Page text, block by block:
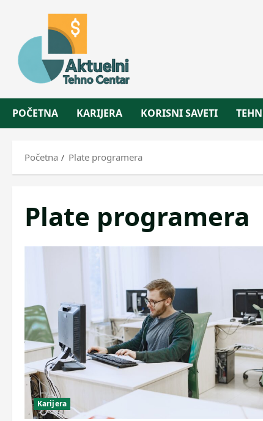
content
POČETNA KARIJERA KORISNI SAVETI
Početna Plate programera
Plate programera
Karijera